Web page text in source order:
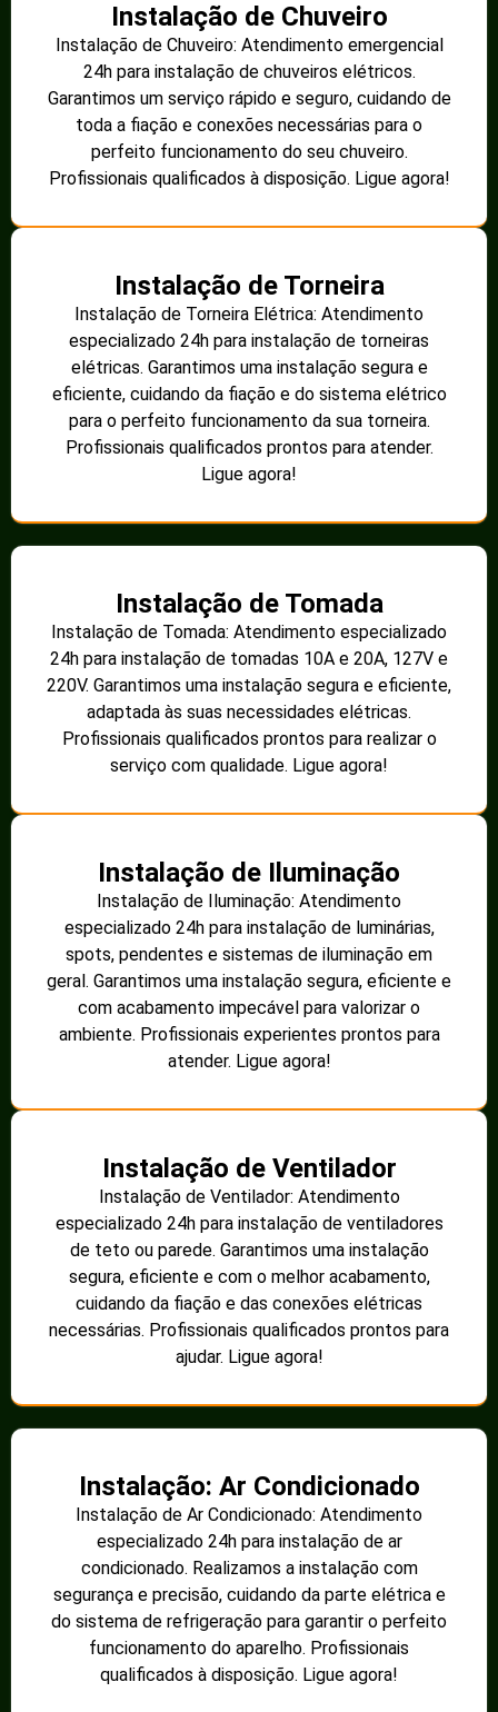
Instalação de Chuveiro
Instalação de Chuveiro: Atendimento emergencial
24h para instalação de chuveiros elétricos.
Garantimos um serviço rápido e seguro, cuidando de
toda a fiação e conexões necessárias para o
perfeito funcionamento do seu chuveiro.
Profissionais qualificados à disposição. Ligue agora!
Instalação de Torneira
Instalação de Torneira Elétrica: Atendimento
especializado 24h para instalação de torneiras
elétricas. Garantimos uma instalação segura e
eficiente, cuidando da fiação e do sistema elétrico
para o perfeito funcionamento da sua torneira.
Profissionais qualificados prontos para atender.
Ligue agora!
Instalação de Tomada
Instalação de Tomada: Atendimento especializado
24h para instalação de tomadas 10A e 20A, 127V e
220V. Garantimos uma instalação segura e eficiente,
adaptada às suas necessidades elétricas.
Profissionais qualificados prontos para realizar o
serviço com qualidade. Ligue agora!
Instalação de Iluminação
Instalação de Iluminação: Atendimento
especializado 24h para instalação de luminárias,
spots, pendentes e sistemas de iluminação em
geral. Garantimos uma instalação segura, eficiente e
com acabamento impecável para valorizar o
ambiente. Profissionais experientes prontos para
atender. Ligue agora!
Instalação de Ventilador
Instalação de Ventilador: Atendimento
especializado 24h para instalação de ventiladores
de teto ou parede. Garantimos uma instalação
segura, eficiente e com o melhor acabamento,
cuidando da fiação e das conexões elétricas
necessárias. Profissionais qualificados prontos para
ajudar. Ligue agora!
Instalação: Ar Condicionado
Instalação de Ar Condicionado: Atendimento
especializado 24h para instalação de ar
condicionado. Realizamos a instalação com
segurança e precisão, cuidando da parte elétrica e
do sistema de refrigeração para garantir o perfeito
funcionamento do aparelho. Profissionais
qualificados à disposição. Ligue agora!